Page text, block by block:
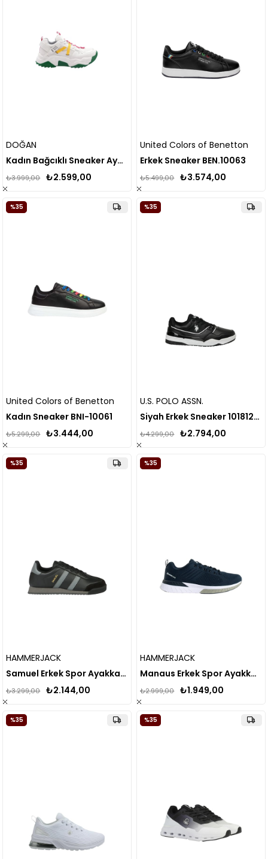
DOĞAN
Kadın Bağcıklı Sneaker Ayakkabı
₺2.599,00
₺3.999,00
United Colors of Benetton
Erkek Sneaker BEN.10063
₺3.574,00
₺5.499,00
United Colors of Benetton
Kadın Sneaker BNI-10061
₺3.444,00
₺5.299,00
%35
U.S. POLO ASSN.
Siyah Erkek Sneaker 101812371
₺2.794,00
₺4.299,00
%35
HAMMERJACK
Samuel Erkek Spor Ayakkabı
₺2.144,00
₺3.299,00
%35
HAMMERJACK
Manaus Erkek Spor Ayakkabı 101 21200-M
₺1.949,00
₺2.999,00
%35
%35 %35